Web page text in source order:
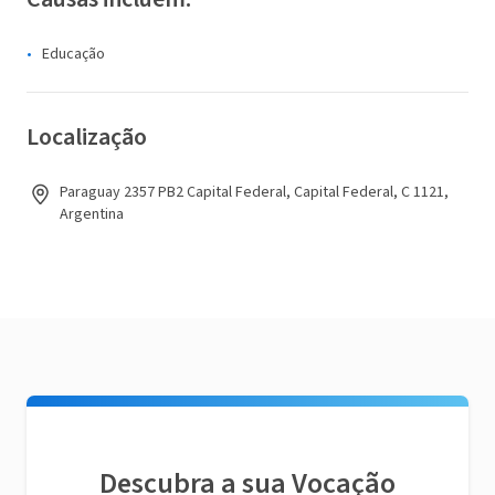
Educação
Localização
Paraguay 2357 PB2 Capital Federal, Capital Federal, C 1121,
Argentina
Descubra a sua Vocação